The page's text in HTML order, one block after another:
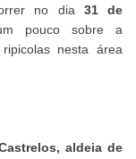
no dia 31 de
pouco sobre a
nesta área
aldeia de